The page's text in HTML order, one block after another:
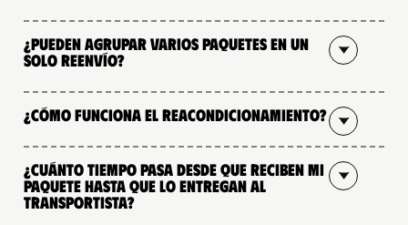
¿Pueden agrupar varios paquetes en un
solo reenvío?
¿Cómo funciona el reacondicionamiento?
¿Cuánto tiempo pasa desde que reciben mi
paquete hasta que lo entregan al
transportista?